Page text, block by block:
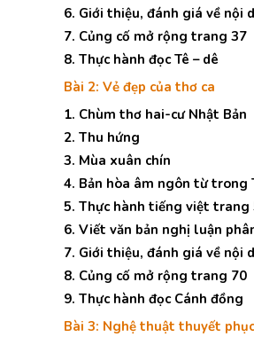
6. Giới thiệu, đánh giá về nội
7. Củng cố mở rộng trang 37
8. Thực hành đọc Tê – dê
Bài 2: Vẻ đẹp của thơ ca
1. Chùm thơ hai-cư Nhật Bản
2. Thu hứng
3. Mùa xuân chín
4. Bản hòa âm ngôn từ trong
5. Thực hành tiếng việt trang
6. Viết văn bản nghị luận
7. Giới thiệu, đánh giá về
8. Củng cố mở rộng trang 70
9. Thực hành đọc Cánh đồng
Bài 3: Nghệ thuật thuyết